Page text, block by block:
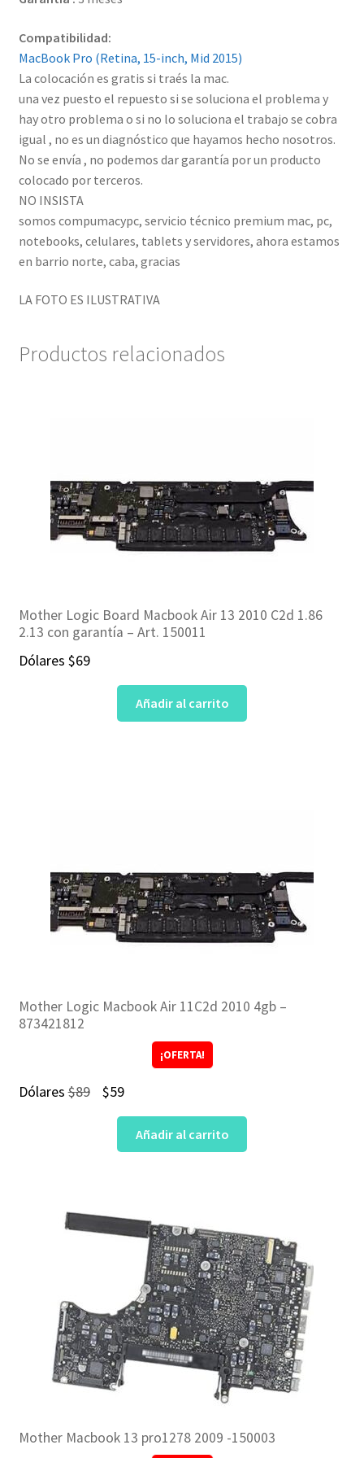
Compatibilidad:
MacBook Pro (Retina, 15-inch, Mid 2015)
La colocación es gratis si traés la mac.
una vez puesto el repuesto si se soluciona el problema y
hay otro problema o si no lo soluciona el trabajo se cobra
igual , no es un diagnóstico que hayamos hecho nosotros.
No se envía , no podemos dar garantía por un producto
colocado por terceros.
NO INSISTA
somos compumacypc, servicio técnico premium mac, pc,
notebooks, celulares, tablets y servidores, ahora estamos
en barrio norte, caba, gracias
LA FOTO ES ILUSTRATIVA
Productos relacionados
Mother Logic Board Macbook Air 13 2010 C2d 1.86
2.13 con garantía – Art. 150011
Dólares $69
Añadir al carrito
Mother Logic Macbook Air 11C2d 2010 4gb –
873421812
¡OFERTA!
Dólares$89
El
precio
original
$59El
precio
actual
Añadir al carrito
Mother Macbook 13 pro1278 2009 -150003